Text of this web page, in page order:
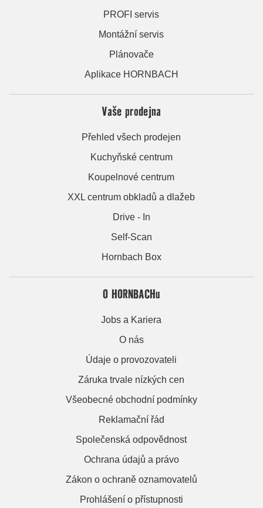
PROFI servis
Montážní servis
Plánovače
Aplikace HORNBACH
Vaše prodejna
Přehled všech prodejen
Kuchyňské centrum
Koupelnové centrum
XXL centrum obkladů a dlažeb
Drive - In
Self-Scan
Hornbach Box
O HORNBACHu
Jobs a Kariera
O nás
Údaje o provozovateli
Záruka trvale nízkých cen
Všeobecné obchodní podmínky
Reklamační řád
Společenská odpovědnost
Ochrana údajů a právo
Zákon o ochraně oznamovatelů
Prohlášení o přístupnosti